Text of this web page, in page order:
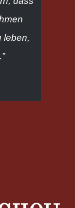
leben,